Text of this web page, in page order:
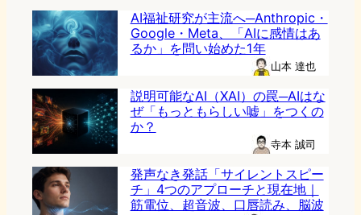
AI福祉研究が主流へ─Anthropic・
Google・Meta、「AIに感情はあ
るか」を問い始めた1年
山本 達也
説明可能なAI（XAI）の罠─AIはな
ぜ「もっともらしい嘘」をつくの
か？
寺本 誠司
発声なき発話「サイレントスピー
チ」4つのアプローチと現在地｜
筋電位、超音波、口唇読み、脳波